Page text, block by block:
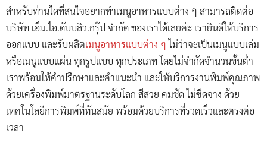
สำหรับท่านใดที่สนใจอยากทำเมนูอาหารแบบต่าง ๆ สามารถติดต่อ
บริษัท เอ็ม.ไอ.ดับบลิว.กรุ๊ป จำกัด ของเราได้เลยค่ะ เรายินดีให้บริการ
ออกแบบ และรับผลิตเมนูอาหารแบบต่าง ๆไม่ว่าจะเป็นเมนูแบบเล่ม
หรือเมนูแบบแผ่น ทุกรูปแบบ ทุกประเภท โดยไม่จำกัดจำนวนขั้นต่ำ
เราพร้อมให้คำปรึกษาและคำแนะนำ และให้บริการงานพิมพ์คุณภาพ
ด้วยเครื่องพิมพ์มาตรฐานระดับโลก สีสวย คมชัด ไม่ซีดจาง ด้วย
เทคโนโลยีการพิมพ์ที่ทันสมัย พร้อมด้วยบริการที่รวดเร็วและตรงต่อ
เวลา